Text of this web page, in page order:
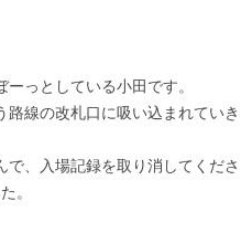
っとしている小田です。
線の改札口に吸い込まれていき
、入場記録を取り消してくださ
。